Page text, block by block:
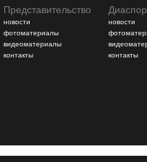
Представительство
новости
фотоматериалы
видеоматериалы
контакты
новости
контакты